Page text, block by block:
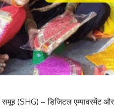
समूह (SHG) – डिजिटल एम्पावरमेंट